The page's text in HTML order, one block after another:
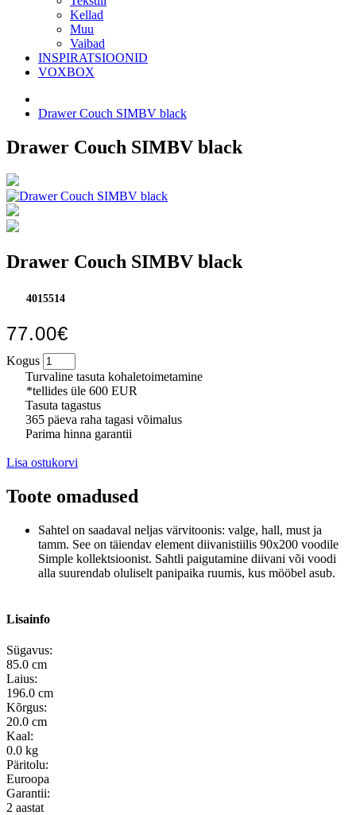
Kellad
Muu
Vaibad
INSPIRATSIOONID
VOXBOX
Drawer Couch SIMBV black
Drawer Couch SIMBV black
Drawer Couch SIMBV black
4015514
77.00€
Kogus
Turvaline tasuta kohaletoimetamine
*tellides üle 600 EUR
Tasuta tagastus
365 päeva raha tagasi võimalus
Parima hinna garantii
Lisa ostukorvi
Toote omadused
Sahtel on saadaval neljas värvitoonis: valge, hall, must ja
tamm. See on täiendav element diivanistiilis 90x200 voodile
Simple kollektsioonist. Sahtli paigutamine diivani või voodi
alla suurendab oluliselt panipaika ruumis, kus mööbel asub.
Lisainfo
Sügavus:
85.0 cm
Laius:
196.0 cm
Kõrgus:
20.0 cm
Kaal:
0.0 kg
Päritolu:
Euroopa
Garantii:
2 aastat